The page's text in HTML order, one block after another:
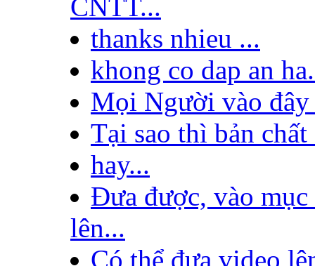
CNTT...
thanks nhieu ...
khong co dap an
Mọi Người vào đây
Tại sao thì bản
hay...
Đưa được, vào
lên...
Có thể đưa video